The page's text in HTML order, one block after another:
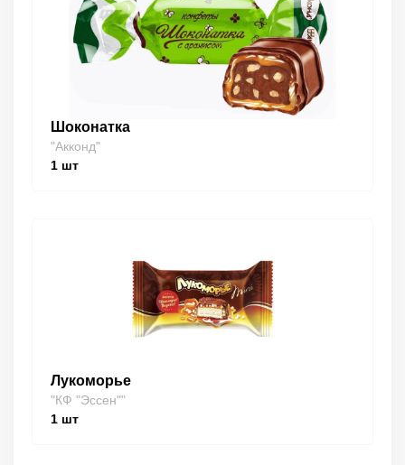
Шоконатка
"Акконд"
1 шт
Лукоморье
"КФ "Эссен""
1 шт